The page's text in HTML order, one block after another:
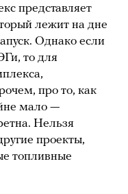
представляет
лежит на дне
Однако если
то для
про то, как
мало —
Нельзя
проекты,
топливные